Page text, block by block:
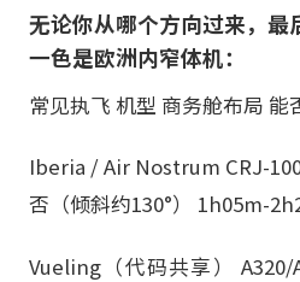
无论你从哪个方向过来，最
一色是欧洲内窄体机：
常见执飞 机型 商务舱布局 能
Iberia / Air Nostrum CRJ-
否（倾斜约130°） 1h05m-
Vueling（代码共享） A320/